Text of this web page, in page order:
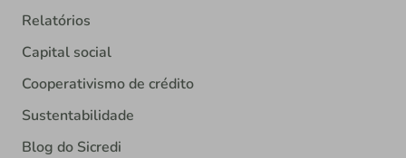
Relatórios
Capital social
Cooperativismo de crédito
Sustentabilidade
Blog do Sicredi